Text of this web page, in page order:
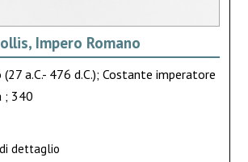
Impero Romano
a.C.- 476 d.C.); Costante imperatore
; 340
dettaglio